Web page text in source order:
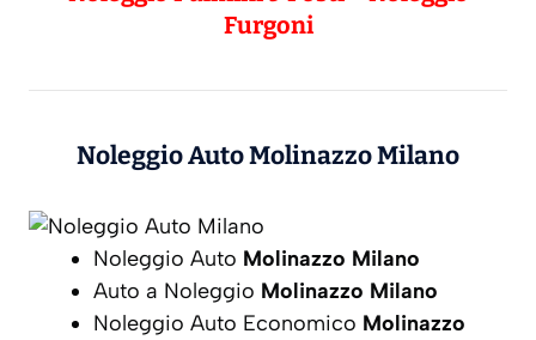
Furgoni
Noleggio AutoMolinazzo Milano
Noleggio Auto Molinazzo Milano
Auto a Noleggio Molinazzo Milano
Noleggio Auto Economico Molinazzo